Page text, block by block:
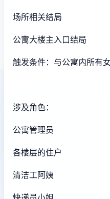
场所相关结局
公寓大楼主入口结局
触发条件：与公寓内所有
涉及角色：
公寓管理员
各楼层的住户
清洁工阿姨